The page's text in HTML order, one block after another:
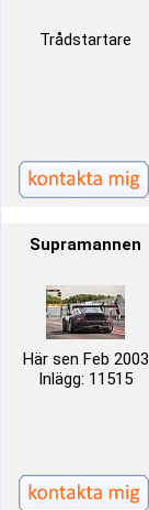
Trådstartare
Supramannen
Här sen Feb 2003
Inlägg: 11515